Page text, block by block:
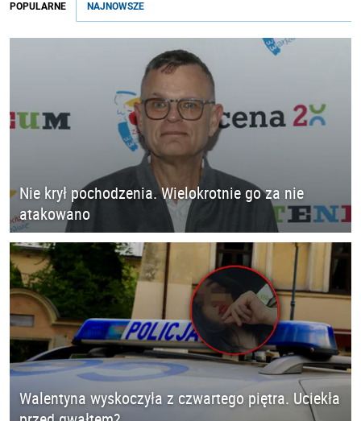
POPULARNE NAJNOWSZE
Nie krył pochodzenia. Wielokrotnie go za nie
atakowano
Walentyna wyskoczyła z czwartego piętra. Uciekła